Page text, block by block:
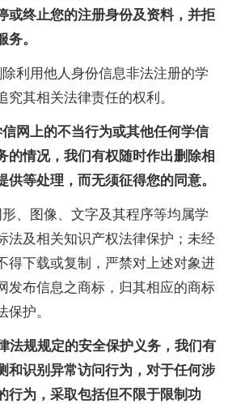
或终止您的注册身份及资料，并拒
。
利用他人身份信息非法注册的学
其相关法律责任的权利。
网上的不当行为或其他任何学信
的情况，我们有权随时作出删除相
等处理，而无须征得您的同意。
、图像、文字及其程序等均属学
法及相关知识产权法律保护；未经
得下载或复制，严禁对上述对象进
发布信息之商标，归其相应的商标
护。
法规规定的安全保护义务，我们有
和识别异常访问行为，对于任何涉
行为，采取包括但不限于限制功